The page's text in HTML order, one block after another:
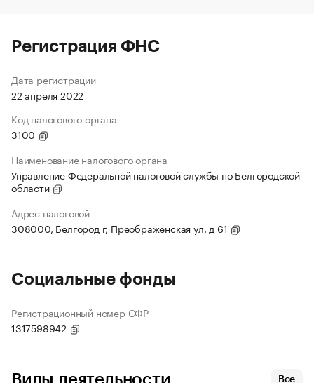
Регистрация ФНС
Дата регистрации
22 апреля 2022
Код налогового органа
3100
Наименование налогового органа
Управление Федеральной налоговой службы по Белгородской
области
Адрес налоговой
308000, Белгород г, Преображенская ул, д 61
Социальные фонды
Регистрационный номер СФР
1317598942
Все